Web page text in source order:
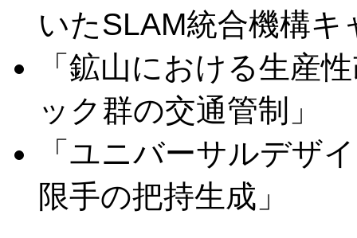
いたSLAM統合機構
「鉱山における生産
ック群の交通管制」
「ユニバーサルデザ
限手の把持生成」